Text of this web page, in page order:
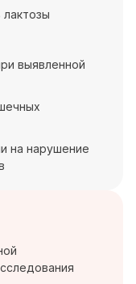
выявленной
на нарушение